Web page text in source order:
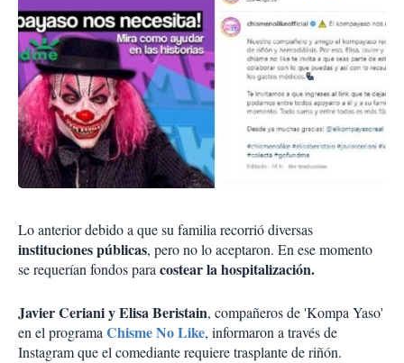
Lo anterior debido a que su familia recorrió diversas
instituciones públicas, pero no lo aceptaron. En ese momento
se requerían fondos paracostear la hospitalización.
Javier Ceriani y Elisa Beristain, compañeros de 'Kompa Yaso'
en el programaChisme No Like, informaron a través de
Instagram que el comediante requiere trasplante de riñón.